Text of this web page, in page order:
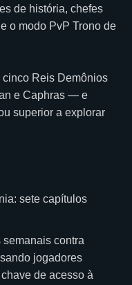
de história, chefes
o modo PvP Trono de
cinco Reis Demônios
e Caphras — e
superior a explorar
sete capítulos
contra
jogadores
de acesso à